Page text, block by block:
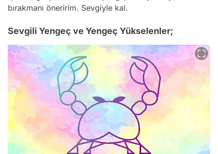
bırakmanı öneririm. Sevgiyle kal.
Sevgili Yengeç ve Yengeç Yükselenler;